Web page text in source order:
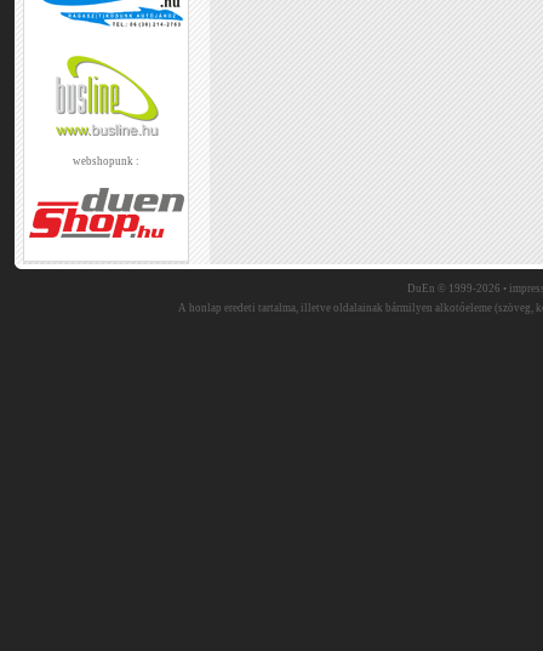
webshopunk :
DuEn © 1999-2026 •
A honlap eredeti tartalma, illetve oldalainak bármilyen alkotóeleme (szöveg,